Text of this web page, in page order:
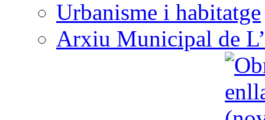
Urbanisme i habitatge
Arxiu Municipal de